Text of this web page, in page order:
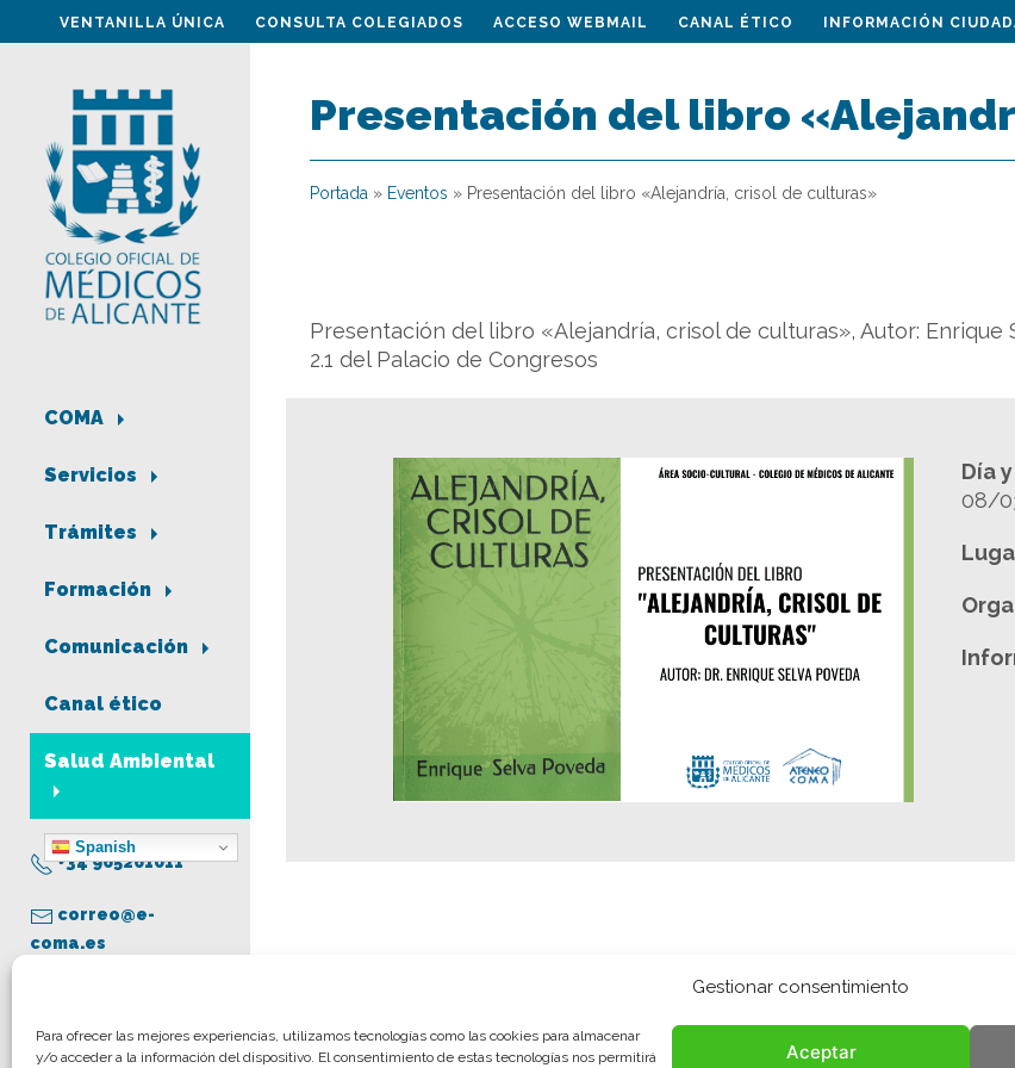
Gestionar consentimiento
Para ofrecer las mejores experiencias, utilizamos tecnologías como las cookies para almacenar
y/o acceder a la información del dispositivo. El consentimiento de estas tecnologías nos permitirá
Aceptar
VENTANILLA ÚNICA CONSULTA COLEGIADOS ACCESO WEBMAIL CANAL ÉTICO INFORMACIÓN
COMA
Servicios
Trámites
Formación
Comunicación
Canal ético
Salud Ambiental
Spanish
+34 965261011
correo@e-
coma.es
Aviso legal
Presentación del libro
Portada » Eventos » Presentación del libro «Alejandría, crisol de culturas»
Presentación del libro «Alejandría, crisol de culturas», Autor: Enrique
2.1 del Palacio de Congresos
Día
08/